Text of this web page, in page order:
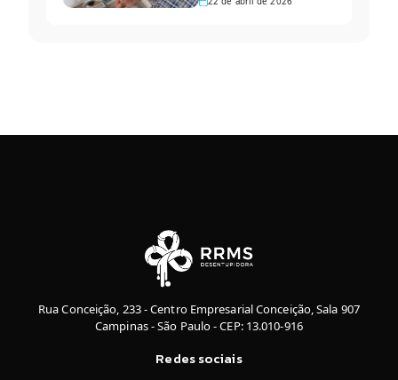
Rua Conceição, 233 - Centro Empresarial Conceição, Sala 907
Campinas - São Paulo - CEP: 13.010-916
Redes sociais